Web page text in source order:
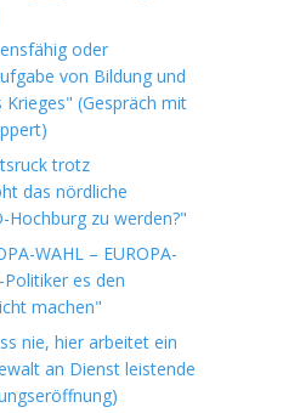
oder
von Bildung und
Krieges" (Gespräch mit
trotz
das nördliche
Hochburg zu werden?"
WAHL – EUROPA-
Politiker es den
machen"
nie, hier arbeitet ein
an Dienst leistende